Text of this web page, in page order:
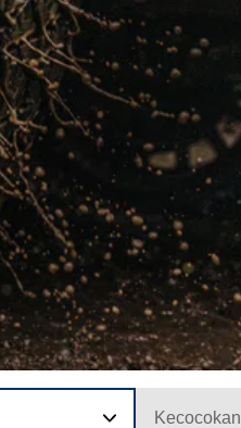
Kecocokan